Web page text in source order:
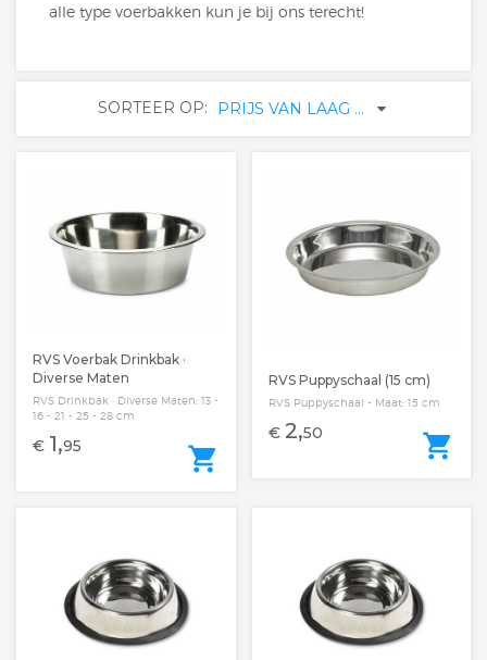
alle type voerbakken kun je bij ons terecht!
SORTEER OP: PRIJS VAN LAAG ...
shopping_cart
RVS Voerbak Drinkbak ·
Diverse Maten
RVS Drinkbak · Diverse Maten: 13 -
16 - 21 - 25 - 28 cm
€ 1,95 shopping_cart
RVS Puppyschaal (15 cm)
RVS Puppyschaal - Maat: 15 cm
€ 2,50